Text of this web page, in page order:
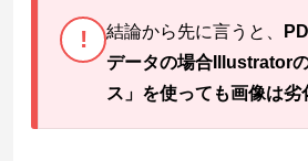
! 結論から先に言うと、
データの場合Illustrator
ス」を使っても画像は劣